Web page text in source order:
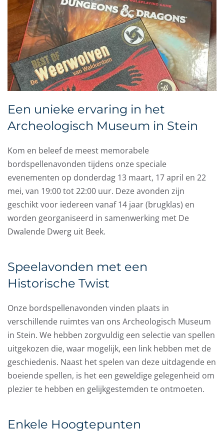
Een unieke ervaring in het
Archeologisch Museum in Stein
Kom en beleef de meest memorabele
bordspellenavonden tijdens onze speciale
evenementen op donderdag 13 maart, 17 april en 22
mei, van 19:00 tot 22:00 uur. Deze avonden zijn
geschikt voor iedereen vanaf 14 jaar (brugklas) en
worden georganiseerd in samenwerking met De
Dwalende Dwerg uit Beek.
Speelavonden met een
Historische Twist
Onze bordspellenavonden vinden plaats in
verschillende ruimtes van ons Archeologisch Museum
in Stein. We hebben zorgvuldig een selectie van spellen
uitgekozen die, waar mogelijk, een link hebben met de
geschiedenis. Naast het spelen van deze uitdagende en
boeiende spellen, is het een geweldige gelegenheid om
plezier te hebben en gelijkgestemden te ontmoeten.
Enkele Hoogtepunten